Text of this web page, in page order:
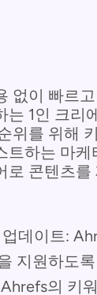
없이 빠르
는 1인 크리
위를 위해
트하는 마케
로 콘텐츠를
데이트:
지원하도
의 키